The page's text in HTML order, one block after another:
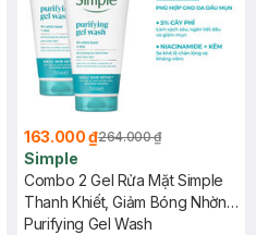
163.000 ₫264.000 ₫
Simple
Combo 2 Gel Rửa Mặt Simple
Thanh Khiết, Giảm Bóng Nhờn
150ml
Purifying Gel Wash